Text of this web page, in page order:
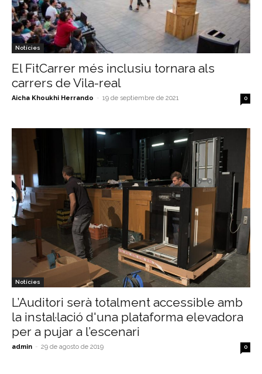
Notícies
El FitCarrer més inclusiu tornara als
carrers de Vila-real
Aicha Khoukhi Herrando - 19 de septiembre de 2021 0
Notícies
L’Auditori serà totalment accessible amb
la instal·lació d'una plataforma elevadora
per a pujar a l’escenari
admin - 29 de agosto de 2019 0